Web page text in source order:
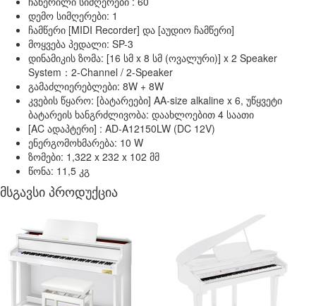
დემო სიმღერები: 1
ჩამწერი [MIDI Recorder] და [აუდიო ჩამწერი]
მოყვება პედალი: SP-3
დინამიკის ზომა: [16 სმ x 8 სმ (ოვალური)] x 2 Speaker
System：2-Channel / 2-Speaker
გამაძლიერებლები: 8W + 8W
კვების წყარო: [ბატარეები] AA-size alkaline x 6, უწყვეტი
ბატარეის ხანგრძლივობა: დაახლოებით 4 საათი
[AC ადაპტერი] : AD-A12150LW (DC 12V)
ენერგომოხმარება: 10 W
ზომები: 1,322 x 232 x 102 მმ
წონა: 11,5 კგ
მსგავსი პროდუქცია